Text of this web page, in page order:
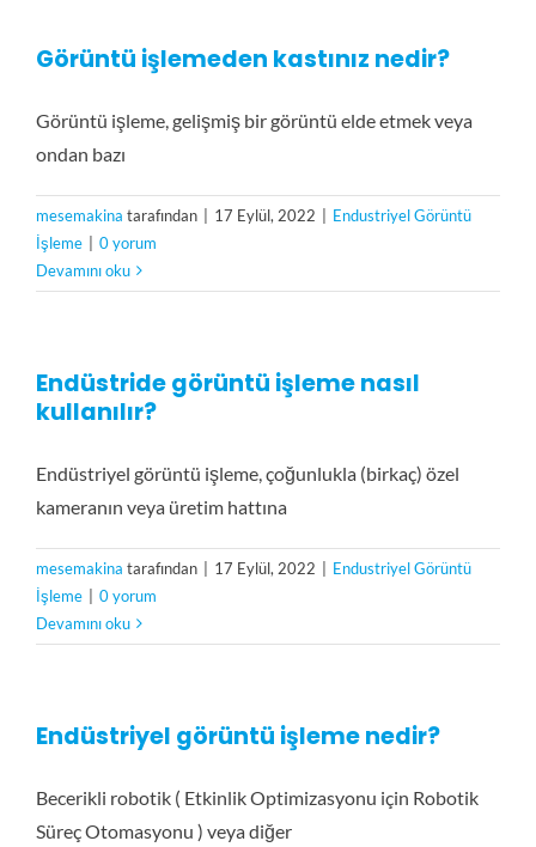
Görüntü işlemeden kastınız nedir?
Görüntü işleme, gelişmiş bir görüntü elde etmek veya
ondan bazı
mesemakina tarafından 17 Eylül, 2022
Endustriyel Görüntü
İşleme
0 yorum
Devamını oku
Endüstride görüntü işleme nasıl
kullanılır?
Endüstriyel görüntü işleme, çoğunlukla (birkaç) özel
kameranın veya üretim hattına
mesemakina tarafından 17 Eylül, 2022
Endustriyel Görüntü
İşleme
0 yorum
Devamını oku
Endüstriyel görüntü işleme nedir?
Becerikli robotik ( Etkinlik Optimizasyonu için Robotik
Süreç Otomasyonu ) veya diğer